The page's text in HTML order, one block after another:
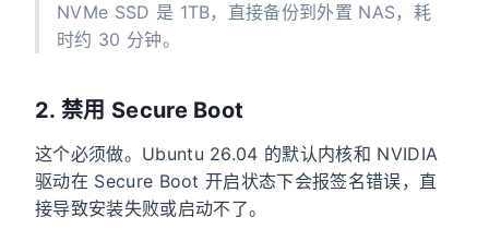
NVMe SSD 是 1TB，直接备份到外置 NAS，耗
时约 30 分钟。
2. 禁用 Secure Boot
这个必须做。Ubuntu 26.04 的默认内核和 NVIDIA
驱动在 Secure Boot 开启状态下会报签名错误，直
接导致安装失败或启动不了。